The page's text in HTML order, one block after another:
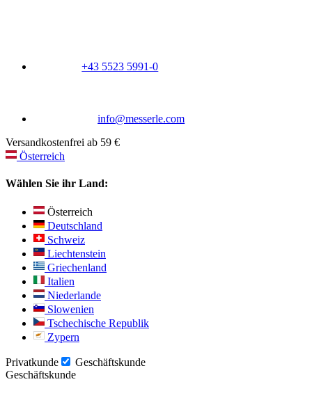
+43 5523 5991-0
info@messerle.com
Versandkostenfrei ab 59 €
Österreich
Wählen Sie ihr Land:
Österreich
Deutschland
Schweiz
Liechtenstein
Griechenland
Italien
Niederlande
Slowenien
Tschechische Republik
Zypern
Privatkunde
Geschäftskunde
Geschäftskunde